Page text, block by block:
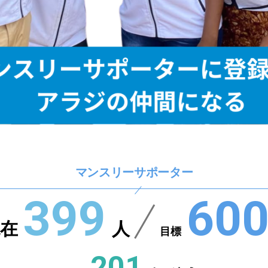
マンスリーサポーター
399 人 目標